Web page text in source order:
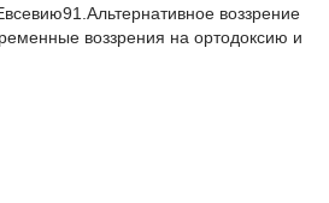
воззрение
воззрения на ортодоксию и